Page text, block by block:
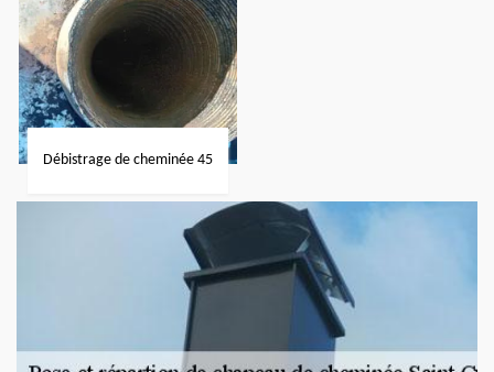
Débistrage de cheminée 45